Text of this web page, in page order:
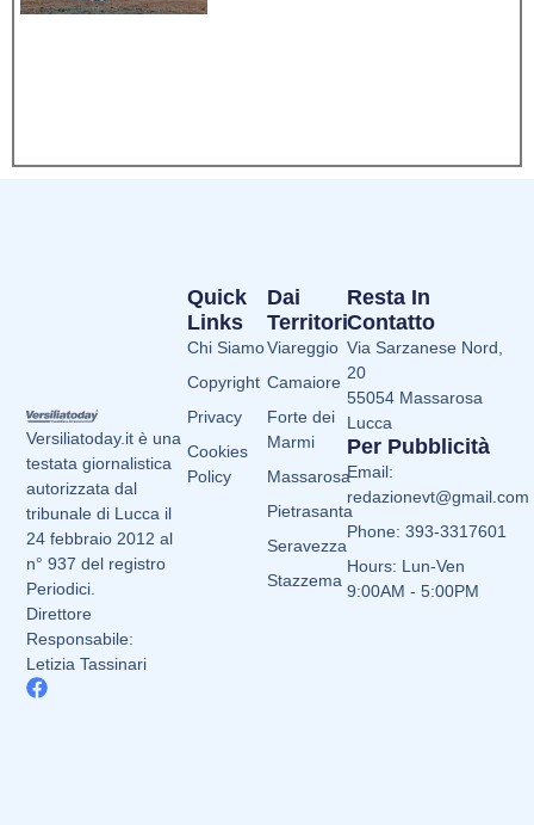
Versiliatoday.it è una
testata giornalistica
autorizzata dal
tribunale di Lucca il
24 febbraio 2012 al
n° 937 del registro
Periodici.
Direttore
Responsabile:
Letizia Tassinari
Dai
Territori
Viareggio
Camaiore
Forte dei
Marmi
Massarosa
Pietrasanta
Seravezza
Stazzema
Quick
Links
Chi Siamo
Copyright
Privacy
Cookies
Policy
Resta In
Contatto
Via Sarzanese Nord,
20
55054 Massarosa
Lucca
Per Pubblicità
Email:
redazionevt@gmail.com
Phone: 393-3317601
Hours: Lun-Ven
9:00AM - 5:00PM